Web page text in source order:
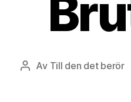
Inläggsförfattare
Av Till den det berör